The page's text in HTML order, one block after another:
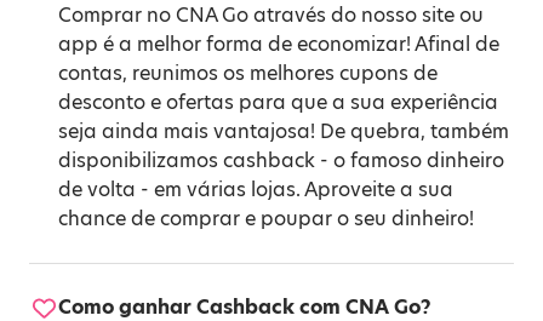
Comprar no CNA Go através do nosso site ou
app é a melhor forma de economizar! Afinal de
contas, reunimos os melhores cupons de
desconto e ofertas para que a sua experiência
seja ainda mais vantajosa! De quebra, também
disponibilizamos cashback - o famoso dinheiro
de volta - em várias lojas. Aproveite a sua
chance de comprar e poupar o seu dinheiro!
Como ganhar Cashback com CNA Go?